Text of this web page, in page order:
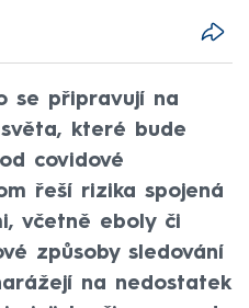
se připravují na
které bude
covidové
řeší rizika spojená
včetně eboly či
způsoby sledování
na nedostatek